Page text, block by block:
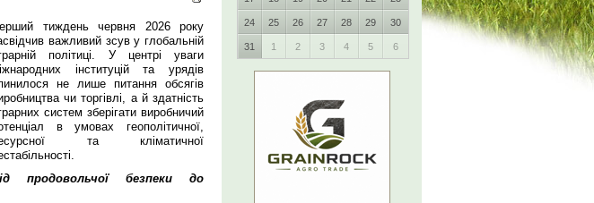
тиждень червня 2026 року
важливий зсув у глобальній
політиці. У центрі уваги
інституцій та урядів
не лише питання обсягів
чи торгівлі, а й здатність
систем зберігати виробничий
в умовах геополітичної,
та кліматичної
продовольчої безпеки до
24 25 26 27 28 29 30
31 1 2 3 4 5 6